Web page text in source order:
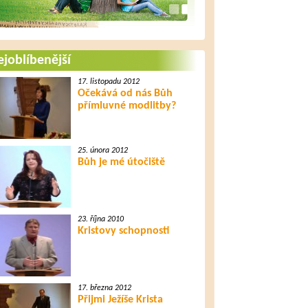
17. listopadu 2012
Očekává od nás Bůh
přímluvné modlitby?
25. února 2012
Bůh je mé útočiště
23. října 2010
Kristovy schopnosti
17. března 2012
Přijmi Ježíše Krista